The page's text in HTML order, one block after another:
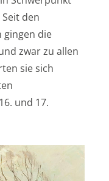
den
gingen die
zwar zu allen
sie sich
und 17.